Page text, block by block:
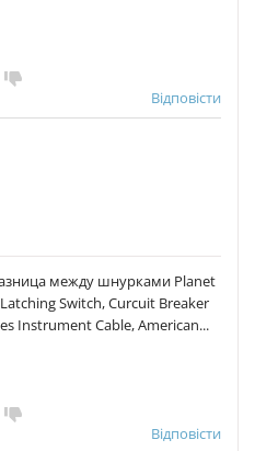
Відповісти
между шнурками Planet
Switch, Curcuit Breaker
Instrument Cable, American...
Відповісти